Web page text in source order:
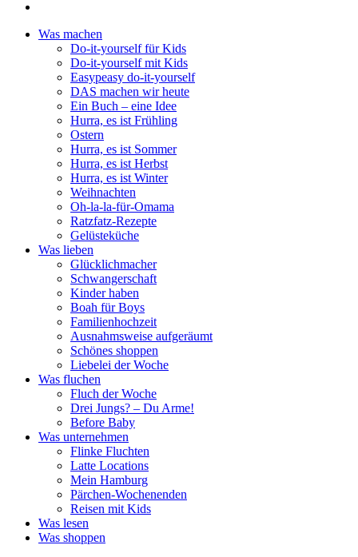
Was machen
Do-it-yourself für Kids
Do-it-yourself mit Kids
Easypeasy do-it-yourself
DAS machen wir heute
Ein Buch – eine Idee
Hurra, es ist Frühling
Ostern
Hurra, es ist Sommer
Hurra, es ist Herbst
Hurra, es ist Winter
Weihnachten
Oh-la-la-für-Omama
Ratzfatz-Rezepte
Gelüsteküche
Was lieben
Glücklichmacher
Schwangerschaft
Kinder haben
Boah für Boys
Familienhochzeit
Ausnahmsweise aufgeräumt
Schönes shoppen
Liebelei der Woche
Was fluchen
Fluch der Woche
Drei Jungs? – Du Arme!
Before Baby
Was unternehmen
Flinke Fluchten
Latte Locations
Mein Hamburg
Pärchen-Wochenenden
Reisen mit Kids
Was lesen
Was shoppen